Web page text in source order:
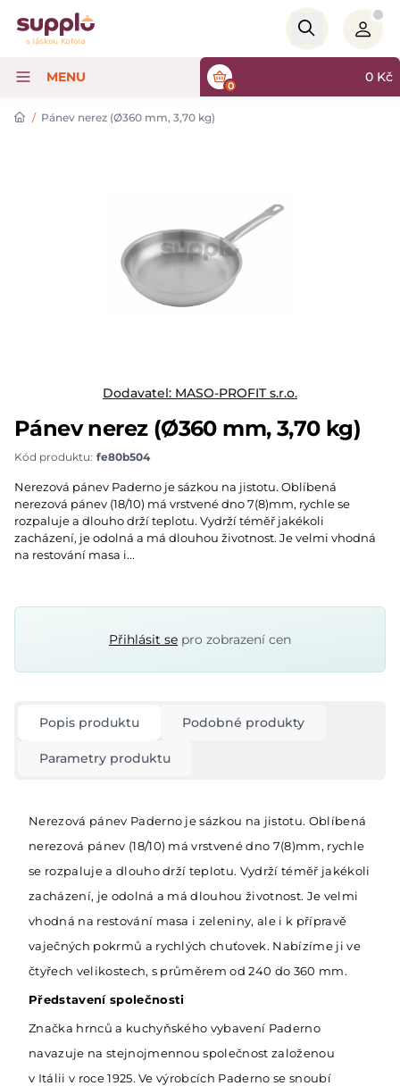
Logo
MENU
0
0 Kč
/ Pánev nerez (Ø360 mm, 3,70 kg)
Dodavatel: MASO-PROFIT s.r.o.
Pánev nerez (Ø360 mm, 3,70 kg)
Kód produktu: fe80b504
Description
Nerezová pánev Paderno je sázkou na jistotu. Oblíbená
nerezová pánev (18/10) má vrstvené dno 7(8)mm, rychle se
rozpaluje a dlouho drží teplotu. Vydrží téměř jakékoli
zacházení, je odolná a má dlouhou životnost. Je velmi vhodná
na restování masa i...
Přihlásit se pro zobrazení cen
Popis produktu Podobné produkty
Parametry produktu
Nerezová pánev Paderno je sázkou na jistotu. Oblíbená
nerezová pánev (18/10) má vrstvené dno 7(8)mm, rychle
se rozpaluje a dlouho drží teplotu. Vydrží téměř jakékoli
zacházení, je odolná a má dlouhou životnost. Je velmi
vhodná na restování masa i zeleniny, ale i k přípravě
vaječných pokrmů a rychlých chuťovek. Nabízíme ji ve
čtyřech velikostech, s průměrem od 240 do 360 mm.
Představení společnosti
Značka hrnců a kuchyňského vybavení Paderno
navazuje na stejnojmennou společnost založenou
v Itálii v roce 1925. Ve výrobcích Paderno se snoubí